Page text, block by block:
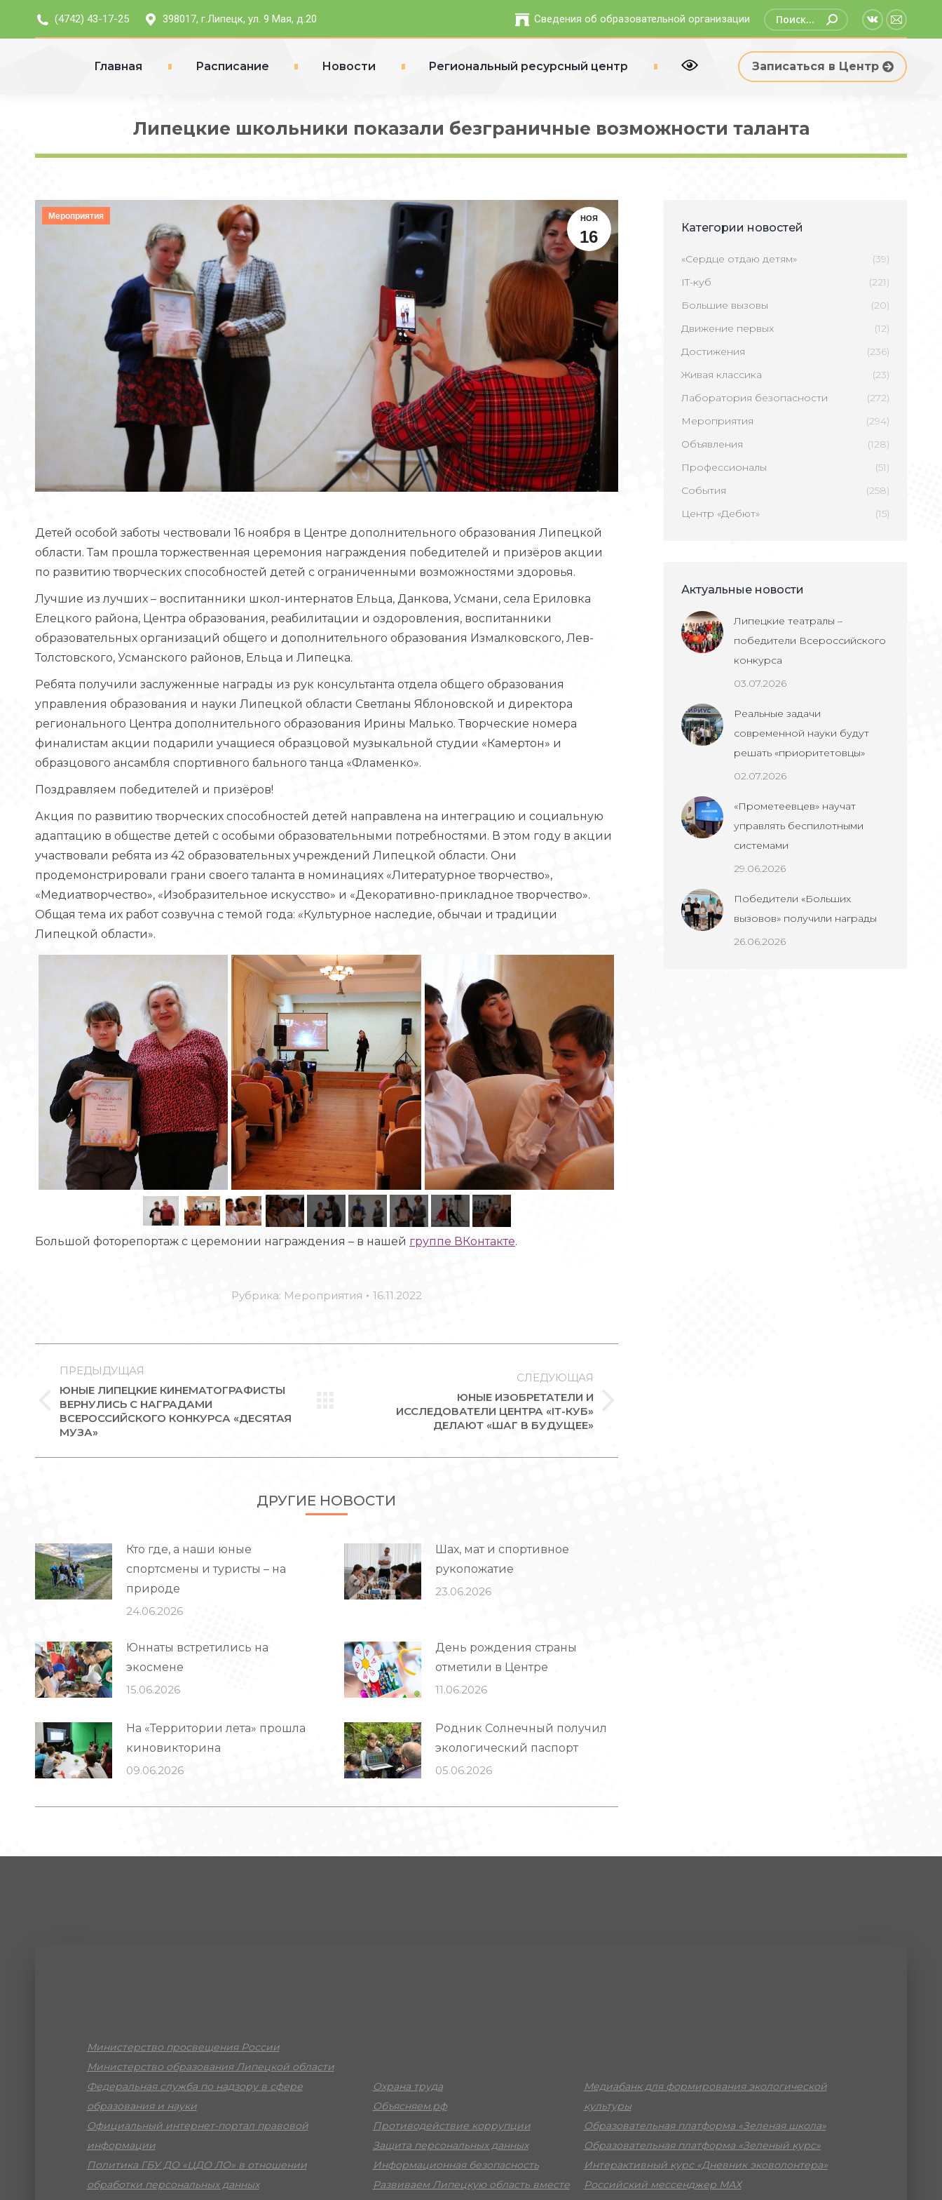
(4742) 43-17-25 398017, г.Липецк, ул. 9 Мая, д.20 Сведения об образовательной организации Поиск:
Страница
Вконтакте
Email
Главная Расписание Новости Региональный ресурсный центр Записаться в Центр
Липецкие школьники показали безграничные возможности таланта
НОЯ
16
Мероприятия
Детей особой заботы чествовали 16 ноября в Центре дополнительного образования Липецкой
области. Там прошла торжественная церемония награждения победителей и призёров акции
по развитию творческих способностей детей с ограниченными возможностями здоровья.
Лучшие из лучших – воспитанники школ-интернатов Ельца, Данкова, Усмани, села Ериловка
Елецкого района, Центра образования, реабилитации и оздоровления, воспитанники
образовательных организаций общего и дополнительного образования Измалковского, Лев-
Толстовского, Усманского районов, Ельца и Липецка.
Ребята получили заслуженные награды из рук консультанта отдела общего образования
управления образования и науки Липецкой области Светланы Яблоновской и директора
регионального Центра дополнительного образования Ирины Малько. Творческие номера
финалистам акции подарили учащиеся образцовой музыкальной студии «Камертон» и
образцового ансамбля спортивного бального танца «Фламенко».
Поздравляем победителей и призёров!
Акция по развитию творческих способностей детей направлена на интеграцию и социальную
адаптацию в обществе детей с особыми образовательными потребностями. В этом году в акции
участвовали ребята из 42 образовательных учреждений Липецкой области. Они
продемонстрировали грани своего таланта в номинациях «Литературное творчество»,
«Медиатворчество», «Изобразительное искусство» и «Декоративно-прикладное творчество».
Общая тема их работ созвучна с темой года: «Культурное наследие, обычаи и традиции
Липецкой области».
Большой фоторепортаж с церемонии награждения – в нашей группе ВКонтакте.
Рубрика: Мероприятия 16.11.2022
ПО
ЗАПИСЯМ
ПРЕДЫДУЩАЯ
Предыдущая
запись:
ЮНЫЕ ЛИПЕЦКИЕ КИНЕМАТОГРАФИСТЫ
ВЕРНУЛИСЬ С НАГРАДАМИ
ВСЕРОССИЙСКОГО КОНКУРСА «ДЕСЯТАЯ
МУЗА»
СЛЕДУЮЩАЯ
Следующая
ЮНЫЕ ИЗОБРЕТАТЕЛИ И
ИССЛЕДОВАТЕЛИ ЦЕНТРА «IТ-КУБ»
ДЕЛАЮТ «ШАГ В БУДУЩЕЕ»
ДРУГИЕ НОВОСТИ
Кто где, а наши юные
спортсмены и туристы – на
природе
24.06.2026
Шах, мат и спортивное
рукопожатие
23.06.2026
Юннаты встретились на
экосмене
15.06.2026
День рождения страны
отметили в Центре
11.06.2026
На «Территории лета» прошла
киновикторина
09.06.2026
Родник Солнечный получил
экологический паспорт
05.06.2026
Категории новостей
«Сердце отдаю детям»
(39)
IT-куб
(221)
Большие вызовы
(20)
Движение первых
(12)
Достижения
(236)
Живая классика
(23)
Лаборатория безопасности
(272)
Мероприятия
(294)
Объявления
(128)
Профессионалы
(51)
События
(258)
Центр «Дебют»
(15)
Актуальные новости
Липецкие театралы –
победители Всероссийского
конкурса
03.07.2026
Реальные задачи
современной науки будут
решать «приоритетовцы»
02.07.2026
«Прометеевцев» научат
управлять беспилотными
системами
29.06.2026
Победители «Больших
вызовов» получили награды
26.06.2026
Министерство просвещения России
Министерство образования Липецкой области
Федеральная служба по надзору в сфере
образования и науки
Официальный интернет-портал правовой
информации
Политика ГБУ ДО «ЦДО ЛО» в отношении
обработки персональных данных
Охрана труда
Объясняем.рф
Противодействие коррупции
Защита персональных данных
Информационная безопасность
Развиваем Липецкую область вместе
Медиабанк для формирования экологической
культуры
Образовательная платформа «Зеленая школа»
Образовательная платформа «Зеленый курс»
Интерактивный курс «Дневник эковолонтера»
Российский мессенджер МАХ